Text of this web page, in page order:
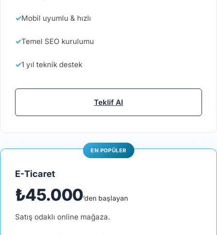
Mobil uyumlu & hızlı
Temel SEO kurulumu
1 yıl teknik destek
Teklif Al
E-Ticaret
₺45.000‘den başlayan
Satış odaklı online mağaza.